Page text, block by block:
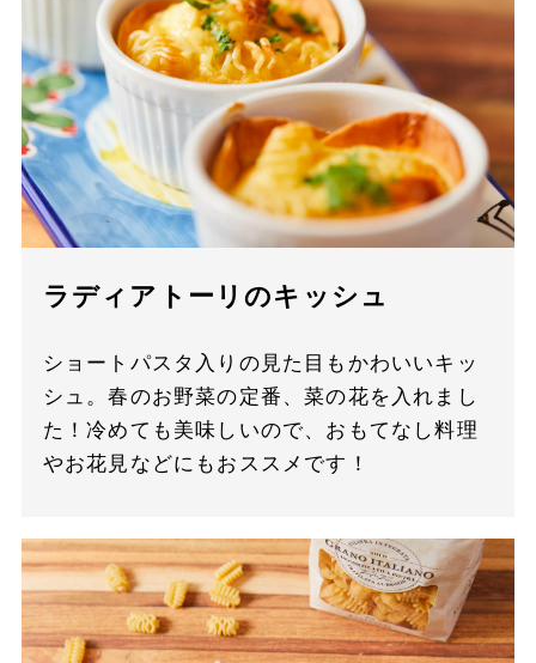
ラディアトーリのキッシュ
ショートパスタ入りの見た目もかわいいキッ
シュ。春のお野菜の定番、菜の花を入れまし
た！冷めても美味しいので、おもてなし料理
やお花見などにもおススメです！